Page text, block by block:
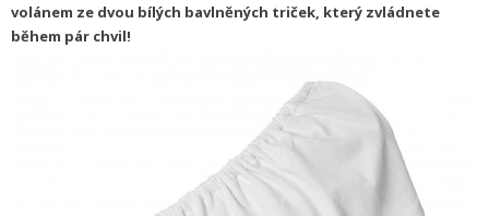
volánem ze dvou bílých bavlněných triček, který zvládnete
během pár chvil!